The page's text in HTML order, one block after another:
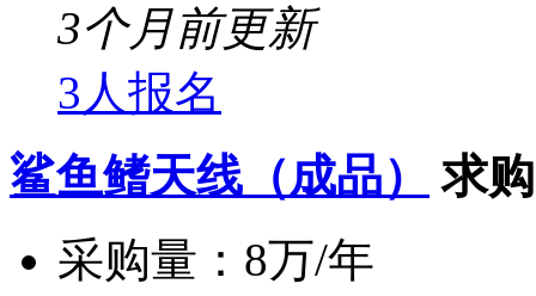
3个月前更新
3人报名
鲨鱼鳍天线（成品）
求
采购量： 8万/年